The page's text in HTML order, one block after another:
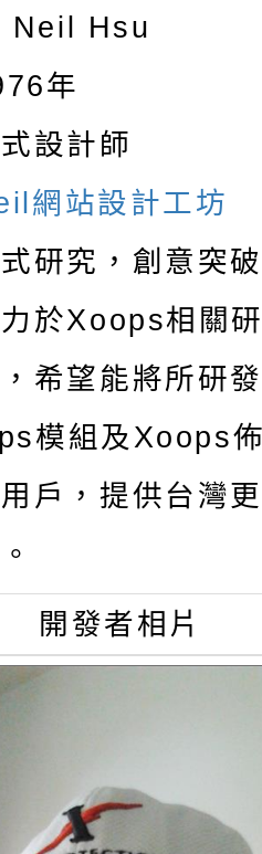
機關(學校)
學期第7次代
招)
政府政風處
，綠能透明
學年度全
要點」及修
市115年度
賽』實施計
(第11招)】
學期第7次代
招)
(第3招)】
學期第9次代
)
教育中心「
「暑期親子
桃」、「愛
學同樂會」
講座及成長
貴機關(學校)
音徵選活動
活動海報，
加
新生訓練注
新生補報到
(第10招)】
1學期第7次
招)
Neil Hsu
年
設計師
網站設計工坊
研究，創意突
於Xoops相關
希望能將所研
模組及Xoops
戶，提供台灣
開發者相片